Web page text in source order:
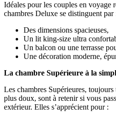
Idéales pour les couples en voyage
chambres Deluxe se distinguent par
Des dimensions spacieuses,
Un lit king-size ultra
Un balcon ou une terrasse
Une décoration moderne,
La chambre Supérieure à la
Les chambres Supérieures,
plus doux, sont à retenir si vous
extérieur. Elles s’apprécient pour :